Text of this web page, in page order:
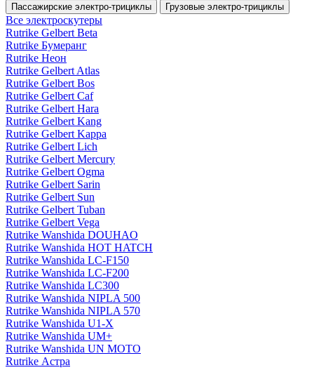
Пассажирские электро‑трициклы Грузовые электро‑трициклы
Все электро­скутеры
Rutrike Gelbert Beta
Rutrike Бумеранг
Rutrike Неон
Rutrike Gelbert Atlas
Rutrike Gelbert Bos
Rutrike Gelbert Caf
Rutrike Gelbert Hara
Rutrike Gelbert Kang
Rutrike Gelbert Kappa
Rutrike Gelbert Lich
Rutrike Gelbert Mercury
Rutrike Gelbert Ogma
Rutrike Gelbert Sarin
Rutrike Gelbert Sun
Rutrike Gelbert Tuban
Rutrike Gelbert Vega
Rutrike Wanshida DOUHAO
Rutrike Wanshida HOT HATCH
Rutrike Wanshida LC-F150
Rutrike Wanshida LC-F200
Rutrike Wanshida LC300
Rutrike Wanshida NIPLA 500
Rutrike Wanshida NIPLA 570
Rutrike Wanshida U1-X
Rutrike Wanshida UM+
Rutrike Wanshida UN MOTO
Rutrike Астра